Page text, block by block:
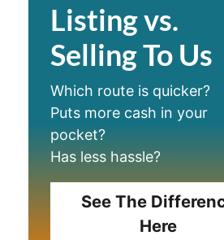
Listing vs.
Selling To Us
Which route is quicker?
Puts more cash in your
pocket?
Has less hassle?
See The
Here